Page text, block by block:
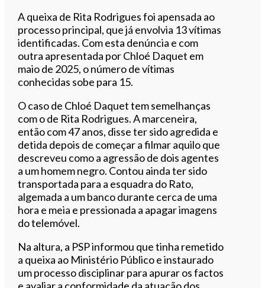
A queixa de Rita Rodrigues foi apensada ao
processo principal, que já envolvia 13 vítimas
identificadas. Com esta denúncia e com
outra apresentada por Chloé Daquet em
maio de 2025, o número de vítimas
conhecidas sobe para 15.
O caso de Chloé Daquet tem semelhanças
com o de Rita Rodrigues. A marceneira,
então com 47 anos, disse ter sido agredida e
detida depois de começar a filmar aquilo que
descreveu como a agressão de dois agentes
a um homem negro. Contou ainda ter sido
transportada para a esquadra do Rato,
algemada a um banco durante cerca de uma
hora e meia e pressionada a apagar imagens
do telemóvel.
Na altura, a PSP informou que tinha remetido
a queixa ao Ministério Público e instaurado
um processo disciplinar para apurar os factos